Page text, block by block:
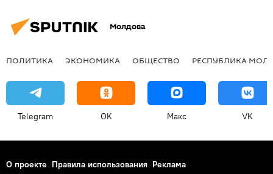
Молдова
ПОЛИТИКА ЭКОНОМИКА ОБЩЕСТВО РЕСПУБЛИКА
Telegram OK Макс VK
О проекте Правила использования Реклама